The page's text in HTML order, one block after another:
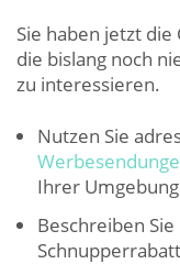
Sie haben jetzt
die bislang noch
zu interessieren.
Nutzen Sie
Ihrer
Beschreiben